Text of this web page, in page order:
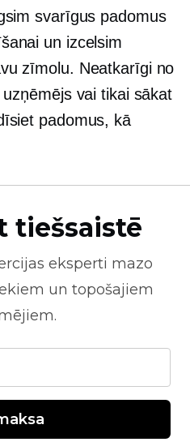
svarīgus padomus
un izcelsim
zīmolu. Neatkarīgi no
vai tikai sākat
padomus, kā
tiešsaistē
eksperti mazo
un topošajiem